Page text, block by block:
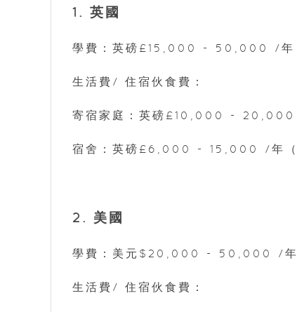
1. 英國
學費：英磅£15,000 - 50,000 /
生活費/ 住宿伙食費：
寄宿家庭：英磅£10,000 -
宿舍：英磅£6,000 - 15,000 /年
2. 美國
學費：美元$20,000 - 50,000 /
生活費/ 住宿伙食費：